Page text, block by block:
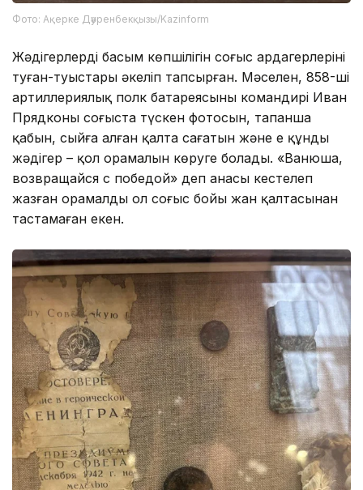
Фото: Ақерке Дәуренбекқызы/Kazinform
Жәдігерлердің басым көпшілігін соғыс ардагерлерінің
туған-туыстары әкеліп тапсырған. Мәселен, 858-ші
артиллериялық полк батареясының командирі Иван
Прядконың соғыста түскен фотосын, тапанша
қабын, сыйға алған қалта сағатын және ең құнды
жәдігер – қол орамалын көруге болады. «Ванюша,
возвращайся с победой» деп анасы кестелеп
жазған орамалды ол соғыс бойы жан қалтасынан
тастамаған екен.